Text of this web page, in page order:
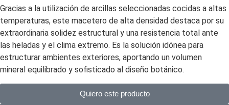
Gracias a la utilización de arcillas seleccionadas cocidas a altas
temperaturas, este macetero de alta densidad destaca por su
extraordinaria solidez estructural y una resistencia total ante
las heladas y el clima extremo. Es la solución idónea para
estructurar ambientes exteriores, aportando un volumen
mineral equilibrado y sofisticado al diseño botánico.
Quiero este producto